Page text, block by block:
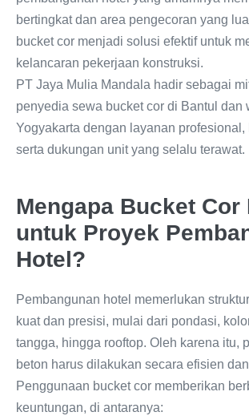
bertingkat dan area pengecoran yang
bucket cor menjadi solusi efektif untuk
kelancaran pekerjaan konstruksi.
PT Jaya Mulia Mandala hadir sebagai
penyedia sewa bucket cor di Bantul dan
Yogyakarta dengan layanan profesional,
serta dukungan unit yang selalu terawat.
Mengapa Bucket Cor
untuk Proyek
Hotel?
Pembangunan hotel memerlukan
kuat dan presisi, mulai dari pondasi,
tangga, hingga rooftop. Oleh karena itu,
beton harus dilakukan secara efisien
Penggunaan bucket cor memberikan
keuntungan, di antaranya: